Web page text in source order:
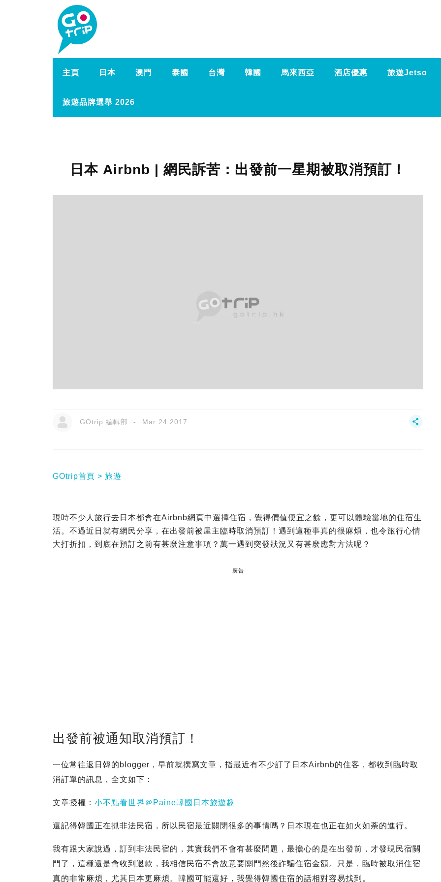
主頁 日本 澳門 泰國 台灣 韓國 馬來西亞 酒店優惠 旅遊Jetso
旅遊品牌選舉 2026
日本 Airbnb | 網民訴苦：出發前一星期被取消預訂！
GOtrip 編輯部 Mar 24 2017
GOtrip首頁 旅遊
現時不少人旅行去日本都會在Airbnb網頁中選擇住宿，覺得價值便宜之餘，更可以體驗當地的住宿生
活。不過近日就有網民分享，在出發前被屋主臨時取消預訂！遇到這種事真的很麻煩，也令旅行心情
大打折扣，到底在預訂之前有甚麼注意事項？萬一遇到突發狀況又有甚麼應對方法呢？
廣告
出發前被通知取消預訂！
一位常往返日韓的blogger，早前就撰寫文章，指最近有不少訂了日本Airbnb的住客，都收到臨時取
消訂單的訊息，全文如下：
文章授權： 小不點看世界＠Paine韓國日本旅遊趣
還記得韓國正在抓非法民宿，所以民宿最近關閉很多的事情嗎？日本現在也正在如火如荼的進行。
我有跟大家說過，訂到非法民宿的，其實我們不會有甚麼問題，最擔心的是在出發前，才發現民宿關
門了，這種還是會收到退款，我相信民宿不會故意要關門然後詐騙住宿金額。只是，臨時被取消住宿
真的非常麻煩，尤其日本更麻煩。韓國可能還好，我覺得韓國住宿的話相對容易找到。